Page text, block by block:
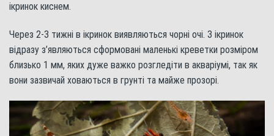
ікринок киснем.
Через 2-3 тижні в ікринок виявляються чорні очі. З ікринок
відразу з’являються сформовані маленькі креветки розміром
близько 1 мм, яких дуже важко розгледіти в акваріумі, так як
вони зазвичай ховаються в грунті та майже прозорі.